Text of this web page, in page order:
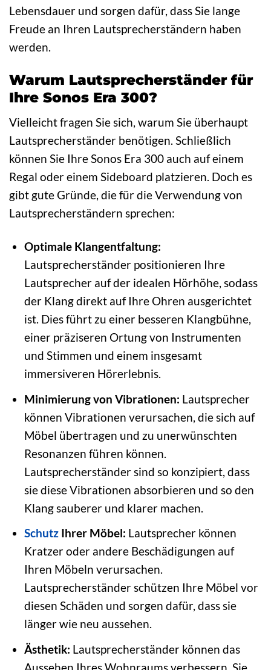
Lebensdauer und sorgen dafür, dass Sie lange
Freude an Ihren Lautsprecherständern haben
werden.
Warum Lautsprecherständer für
Ihre Sonos Era 300?
Vielleicht fragen Sie sich, warum Sie überhaupt
Lautsprecherständer benötigen. Schließlich
können Sie Ihre Sonos Era 300 auch auf einem
Regal oder einem Sideboard platzieren. Doch es
gibt gute Gründe, die für die Verwendung von
Lautsprecherständern sprechen:
Optimale Klangentfaltung:
Lautsprecherständer positionieren Ihre
Lautsprecher auf der idealen Hörhöhe, sodass
der Klang direkt auf Ihre Ohren ausgerichtet
ist. Dies führt zu einer besseren Klangbühne,
einer präziseren Ortung von Instrumenten
und Stimmen und einem insgesamt
immersiveren Hörerlebnis.
Minimierung von Vibrationen: Lautsprecher
können Vibrationen verursachen, die sich auf
Möbel übertragen und zu unerwünschten
Resonanzen führen können.
Lautsprecherständer sind so konzipiert, dass
sie diese Vibrationen absorbieren und so den
Klang sauberer und klarer machen.
SchutzIhrer Möbel: Lautsprecher können
Kratzer oder andere Beschädigungen auf
Ihren Möbeln verursachen.
Lautsprecherständer schützen Ihre Möbel vor
diesen Schäden und sorgen dafür, dass sie
länger wie neu aussehen.
Ästhetik: Lautsprecherständer können das